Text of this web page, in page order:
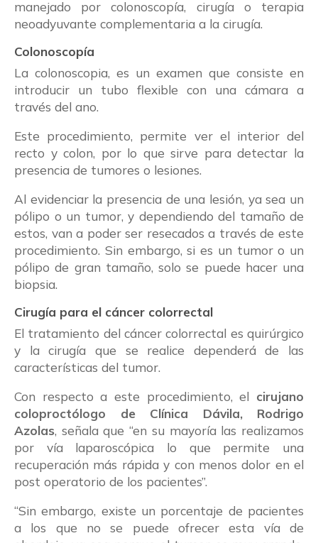
manejado por colonoscopía, cirugía o terapia
neoadyuvante complementaria a la cirugía.
Colonoscopía
La colonoscopia, es un examen que consiste en
introducir un tubo flexible con una cámara a
través del ano.
Este procedimiento, permite ver el interior del
recto y colon, por lo que sirve para detectar la
presencia de tumores o lesiones.
Al evidenciar la presencia de una lesión, ya sea un
pólipo o un tumor, y dependiendo del tamaño de
estos, van a poder ser resecados a través de este
procedimiento. Sin embargo, si es un tumor o un
pólipo de gran tamaño, solo se puede hacer una
biopsia.
Cirugía para el cáncer colorrectal
El tratamiento del cáncer colorrectal es quirúrgico
y la cirugía que se realice dependerá de las
características del tumor.
Con respecto a este procedimiento, el cirujano
coloproctólogo de Clínica Dávila, Rodrigo
Azolas, señala que “en su mayoría las realizamos
por vía laparoscópica lo que permite una
recuperación más rápida y con menos dolor en el
post operatorio de los pacientes”.
“Sin embargo, existe un porcentaje de pacientes
a los que no se puede ofrecer esta vía de